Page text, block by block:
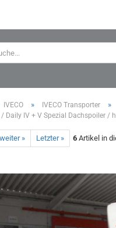
IVECO » IVECO Transporter »
/ Daily IV + V Spezial Dachspoiler
weiter » Letzter » 6Artikel in